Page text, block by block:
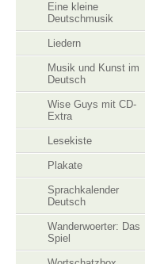
Eine kleine
Deutschmusik
Liedern
Musik und Kunst im
Deutsch
Wise Guys mit CD-
Extra
Lesekiste
Plakate
Sprachkalender
Deutsch
Wanderwoerter: Das
Spiel